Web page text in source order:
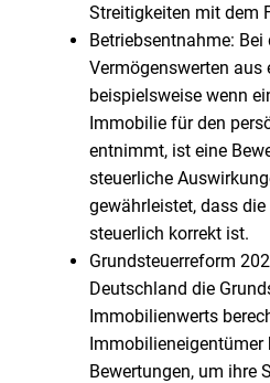
Streitigkeiten mit dem
Betriebsentnahme:
Vermögenswerten aus
beispielsweise wenn
Immobilie für den
entnimmt, ist eine
steuerliche
gewährleistet, dass
steuerlich korrekt ist.
Grundsteuerreform
Deutschland die
Immobilienwerts
Bewertungen, um ihre